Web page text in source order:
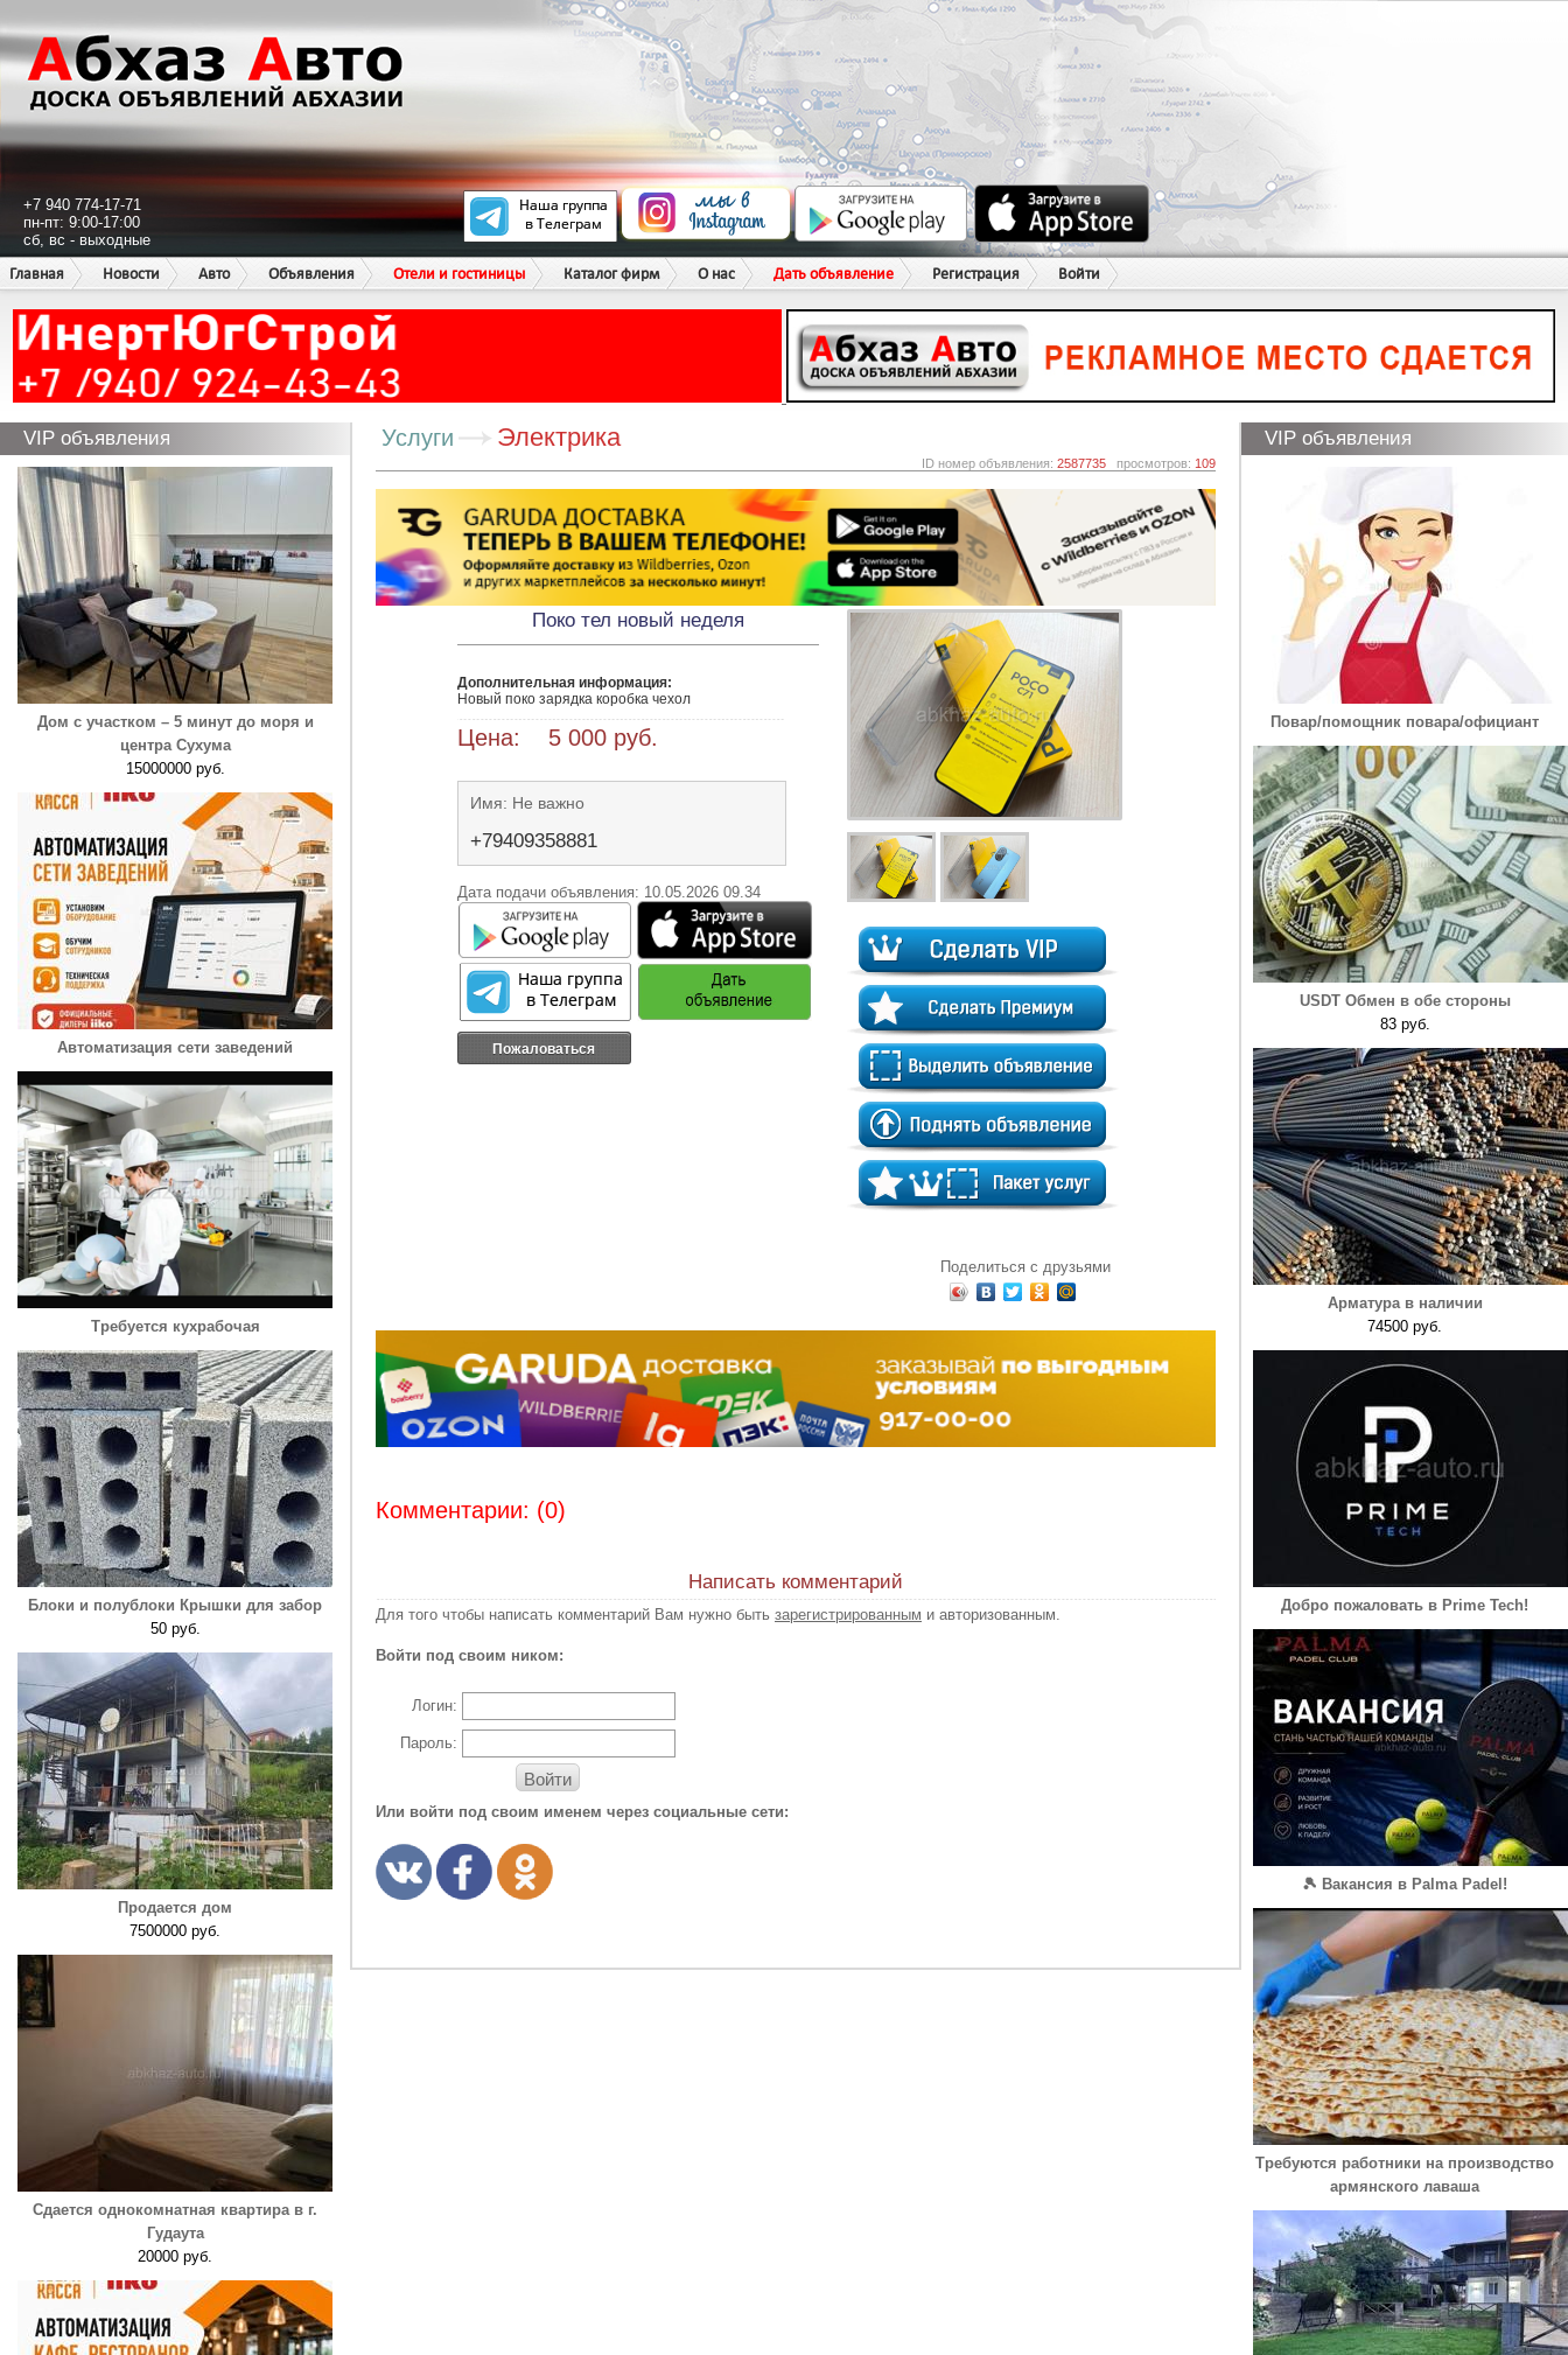
+7 940 774-17-71
пн-пт: 9:00-17:00
сб, вс - выходные
Главная
Новости Авто Объявления Отели и гостиницы Каталог фирм О нас Дать объявление Регистрация Войти
VIP объявления
Дом с участком – 5 минут до моря и
центра Сухума
15000000 руб.
Автоматизация сети заведений
Требуется кухрабочая
Блоки и полублоки Крышки для забор
50 руб.
Продается дом
7500000 руб.
Сдается однокомнатная квартира в г.
Гудаута
20000 руб.
Услуги Электрика
ID номер объявления: 2587735 просмотров: 109
Поко тел новый неделя
Дополнительная информация:
Цена: 5 000 руб.
Имя: Не важно
+79409358881
Дата подачи объявления: 10.05.2026 09.34
Пожаловаться
Поделиться с друзьями
Комментарии: (0)
Написать комментарий
Для того чтобы написать комментарий Вам нужно быть зарегистрированным и авторизованным.
Войти под своим ником:
Логин:
Пароль:
Войти
Или войти под своим именем через социальные сети:
VIP объявления
Повар/помощник повара/официант
USDT Обмен в обе стороны
83 руб.
Арматура в наличии
74500 руб.
Добро пожаловать в Prime Tech!
🎾 Вакансия в Palma Padel!
Требуются работники на производство
армянского лаваша